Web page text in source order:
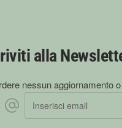
, non
di consumo.
alla
nessun aggiornamento
Inserisci email